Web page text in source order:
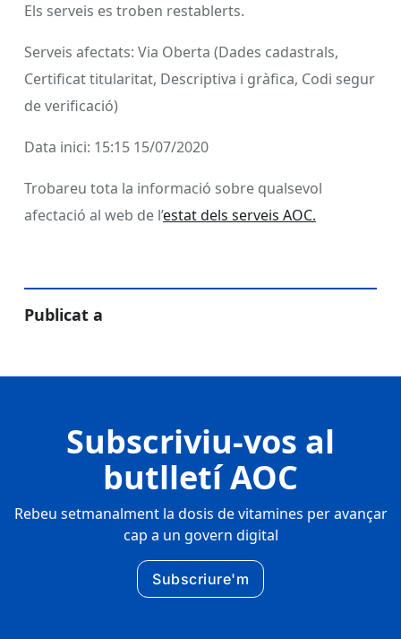
Els serveis es troben restablerts.
Serveis afectats: Via Oberta (Dades cadastrals,
Certificat titularitat, Descriptiva i gràfica, Codi segur
de verificació)
Data inici: 15:15 15/07/2020
Trobareu tota la informació sobre qualsevol
afectació al web de l’estat dels serveis AOC.
Publicat a
Subscriviu-vos al
butlletí AOC
Rebeu setmanalment la dosis de vitamines per avançar
cap a un govern digital
Subscriure'm